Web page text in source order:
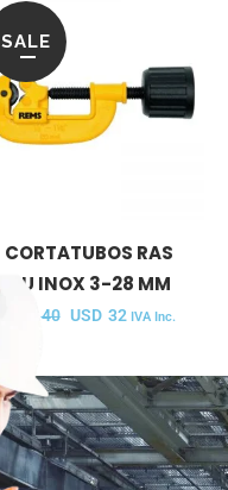
SALE
CORTATUBOS RAS
CU INOX 3-28 MM
40 USD 32 IVA Inc.